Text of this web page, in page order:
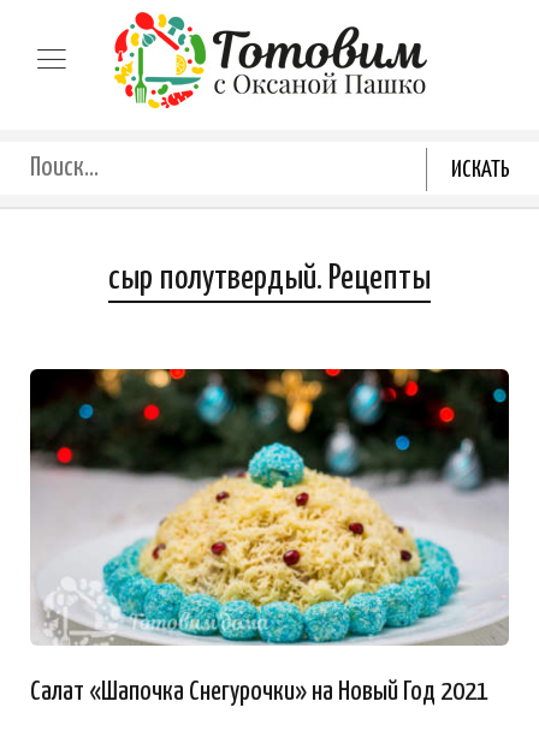
сыр полутвердый. Рецепты
Салат «Шапочка Снегурочки» на Новый Год 2021